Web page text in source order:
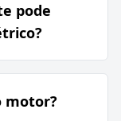
pode
motor?